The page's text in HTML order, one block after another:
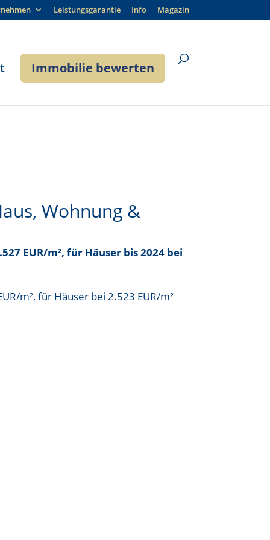
Leistungsgarantie Info Magazin
Immobilie bewerten
Wohnung &
EUR/m², für Häuser bis2024 bei
m², für Häuser bei2.523 EUR/m²